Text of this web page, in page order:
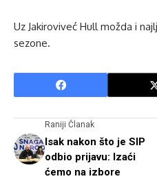
Uz Jakiroviveć Hull možda i
sezone.
Raniji Članak
Isak nakon što je SIP
odbio prijavu: Izaći
ćemo na izbore